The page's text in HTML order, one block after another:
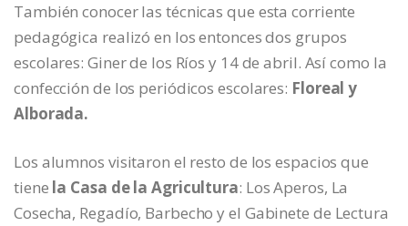
También conocer las técnicas que esta corriente
pedagógica realizó en los entonces dos grupos
escolares: Giner de los Ríos y 14 de abril. Así como la
confección de los periódicos escolares: Floreal y
Alborada.
Los alumnos visitaron el resto de los espacios que
tiene la Casa de la Agricultura: Los Aperos, La
Cosecha, Regadío, Barbecho y el Gabinete de Lectura